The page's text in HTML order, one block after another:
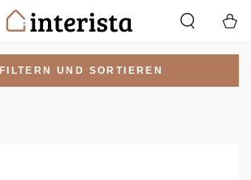
FILTERN UND SORTIEREN